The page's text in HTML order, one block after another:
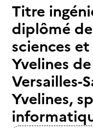
Titre
diplômé
sciences
Yvelines
Versailles-
Yvelines,